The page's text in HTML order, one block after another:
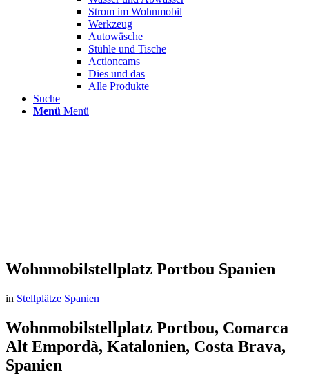
Strom im Wohnmobil
Werkzeug
Autowäsche
Stühle und Tische
Actioncams
Dies und das
Alle Produkte
Suche
Menü Menü
Wohnmobilstellplatz Portbou Spanien
in Stellplätze Spanien
Wohnmobilstellplatz Portbou, Comarca
Alt Empordà, Katalonien, Costa Brava,
Spanien